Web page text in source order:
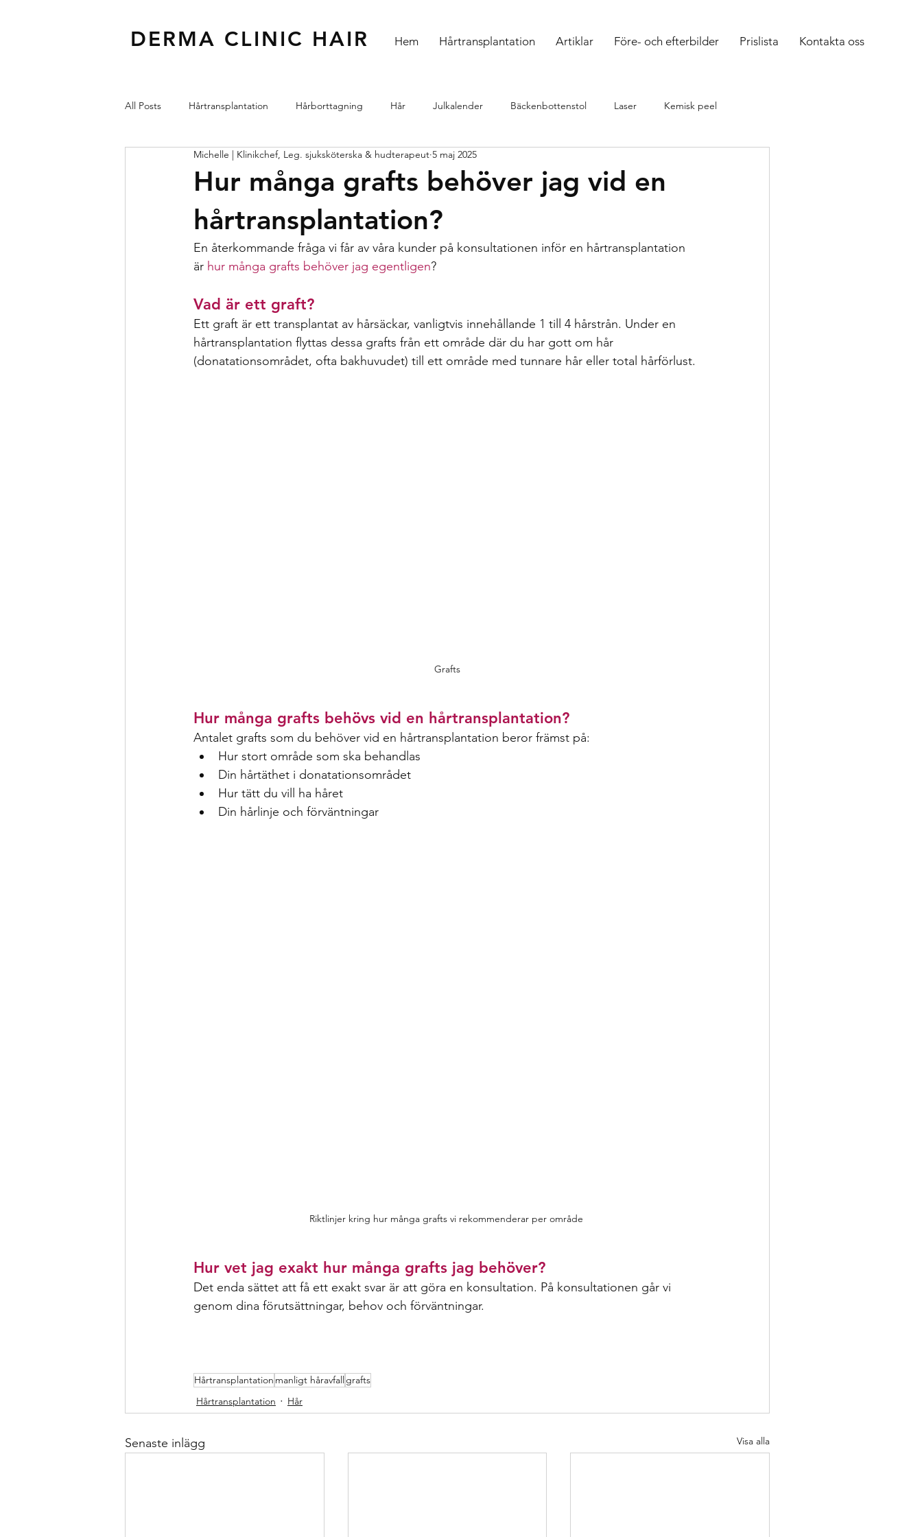
DERMA CLINIC HAIR Hem Hårtransplantation Artiklar Före- och efterbilder Prislista Kontakta oss
All Posts Hårtransplantation Hårborttagning Hår Julkalender Bäckenbottenstol Laser Kemisk peel
Ögon Injektionsbehandlingar Hud HIFU Skinboosters
Hur många grafts behöver jag vid en
hårtransplantation?
Michelle | Klinikchef, Leg. sjuksköterska & hudterapeut 5 maj 2025
En återkommande fråga vi får av våra kunder på konsultationen inför en hårtransplantation
är hur många grafts behöver jag egentligen?
Vad är ett graft?
Ett graft är ett transplantat av hårsäckar, vanligtvis innehållande 1 till 4 hårstrån. Under en
hårtransplantation flyttas dessa grafts från ett område där du har gott om hår
(donatationsområdet, ofta bakhuvudet) till ett område med tunnare hår eller total hårförlust.
Grafts
Hur många grafts behövs vid en hårtransplantation?
Antalet grafts som du behöver vid en hårtransplantation beror främst på:
Hur stort område som ska behandlas
Din hårtäthet i donatationsområdet
Hur tätt du vill ha håret
Din hårlinje och förväntningar
Riktlinjer kring hur många grafts vi rekommenderar per område
Hur vet jag exakt hur många grafts jag behöver?
Det enda sättet att få ett exakt svar är att göra en konsultation. På konsultationen går vi
genom dina förutsättningar, behov och förväntningar.
Hårtransplantation manligt håravfall grafts
Hårtransplantation
Hår
Senaste inlägg Visa alla